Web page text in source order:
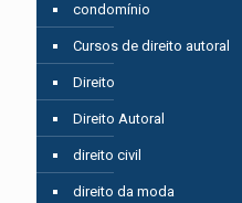
condomínio
Cursos de direito autoral
Direito
Direito Autoral
direito civil
direito da moda